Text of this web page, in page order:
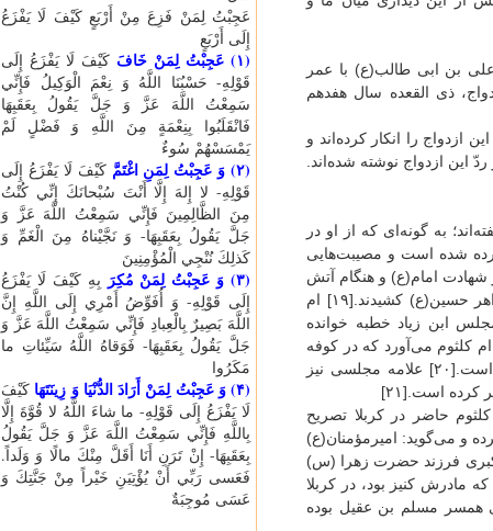
بن ابی طالب(ع) با عمر
تاریخ این ازدواج، ذی القعده سال هفدهم
ازدواج را انکار کرده‌اند و
این ازدواج نوشته شده‌اند.
به گونه‌ای که از او در
شده است و مصیبت‌هایی
امام(ع) و هنگام آتش
زدن خیمه‌ها، گوشواره را از گوش ام کلثوم خواهر حسین(ع) کشیدند.[۱۹] ام
ابن زیاد خطبه خوانده
کلثوم می‌آورد که در کوفه
و جریان اسارت اهل بیت پیامبر(ص) روی داده است.[۲۰] علامه مجلسی نیز
کرده است.[۲۱]
حاضر در کربلا تصریح
کرده و می‌گوید: امیرمؤمنان(ع)
کبری فرزند حضرت زهرا (س)
مادرش کنیز بود، در کربلا
همسر مسلم بن عقیل بوده
عَجِبْتُ لِمَنْ فَزِعَ مِنْ أَرْبَعٍ كَيْفَ لَا يَفْزَعُ
إِلَى أَرْبَعٍ
(۱) عَجِبْتُ لِمَنْ خَافَ
كَيْفَ لَا يَفْزَعُ إِلَى
قَوْلِهِ- حَسْبُنَا اللَّهُ وَ نِعْمَ الْوَكِيلُ فَإِنِّي
سَمِعْتُ اللَّهَ عَزَّ وَ جَلَّ يَقُولُ بِعَقَبِهَا
فَانْقَلَبُوا بِنِعْمَةٍ مِنَ اللَّهِ وَ فَضْلٍ لَمْ
يَمْسَسْهُمْ سُوءٌ
(۲) وَ عَجِبْتُ لِمَنِ اغْتَمَّ
كَيْفَ لَا يَفْزَعُ إِلَى
قَوْلِهِ- لا إِلهَ إِلَّا أَنْتَ سُبْحانَكَ إِنِّي كُنْتُ
مِنَ الظَّالِمِينَ فَإِنِّي سَمِعْتُ اللَّهَ عَزَّ وَ
جَلَّ يَقُولُ بِعَقَبِهَا- وَ نَجَّيْناهُ مِنَ الْغَمِّ وَ
كَذلِكَ نُنْجِي الْمُؤْمِنِينَ
(۳) وَ عَجِبْتُ لِمَنْ مُكِرَ
بِهِ كَيْفَ لَا يَفْزَعُ
إِلَى قَوْلِهِ- وَ أُفَوِّضُ أَمْرِي إِلَى اللَّهِ إِنَّ
اللَّهَ بَصِيرٌ بِالْعِبادِ فَإِنِّي سَمِعْتُ اللَّهَ عَزَّ وَ
جَلَّ يَقُولُ بِعَقَبِهَا- فَوَقاهُ اللَّهُ سَيِّئاتِ ما
مَكَرُوا
(۴) وَ عَجِبْتُ لِمَنْ أَرَادَ الدُّنْيَا وَ زِينَتَهَا
كَيْفَ
لَا يَفْزَعُ إِلَى قَوْلِهِ- ما شاءَ اللَّهُ لا قُوَّةَ إِلَّا
بِاللَّهِ فَإِنِّي سَمِعْتُ اللَّهَ عَزَّ وَ جَلَّ يَقُولُ
بِعَقَبِهَا- إِنْ تَرَنِ أَنَا أَقَلَّ مِنْكَ مالًا وَ وَلَداً.
فَعَسى‏ رَبِّي أَنْ يُؤْتِيَنِ خَيْراً مِنْ جَنَّتِكَ وَ
عَسَى مُوجِبَةٌ